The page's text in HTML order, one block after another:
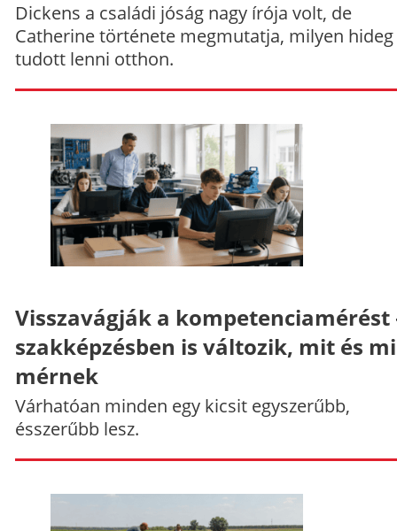
Dickens a családi jóság nagy írója volt, de
Catherine története megmutatja, milyen hideg
tudott lenni otthon.
Visszavágják a kompetenciamérést
szakképzésben is változik, mit és
mérnek
Várhatóan minden egy kicsit egyszerűbb,
ésszerűbb lesz.